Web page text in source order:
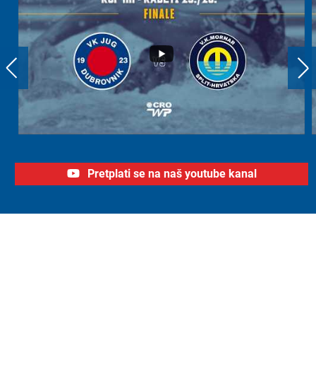
Pretplati se na naš youtube kanal